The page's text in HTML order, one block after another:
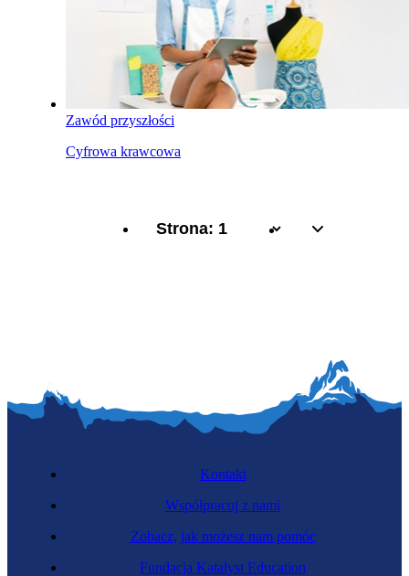
Zawód przyszłości
Cyfrowa krawcowa
Kontakt
Współpracuj z nami
Zobacz, jak możesz nam pomóc
Fundacja Katalyst Education